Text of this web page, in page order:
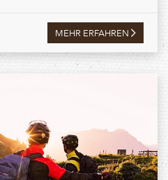
MEHR ERFAHREN